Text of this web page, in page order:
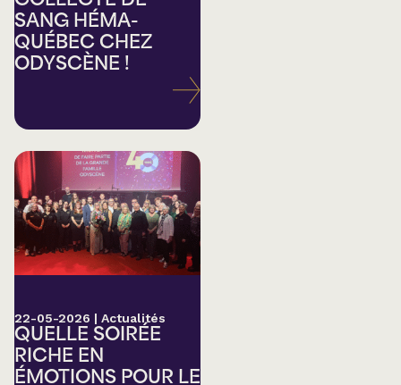
SANG HÉMA-
QUÉBEC CHEZ
ODYSCÈNE !
22-05-2026 | Actualités
QUELLE SOIRÉE
RICHE EN
ÉMOTIONS POUR LE